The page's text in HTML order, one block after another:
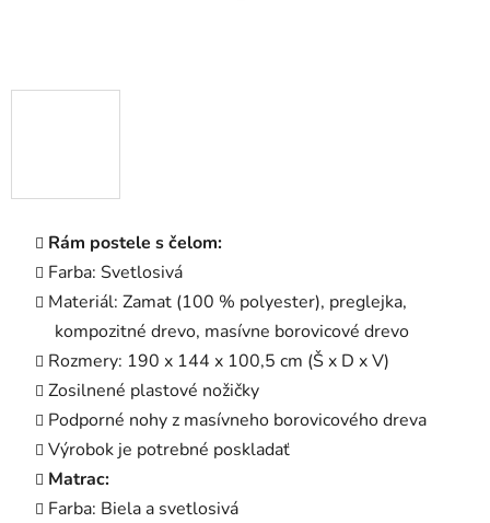
Rám postele s čelom:
Farba: Svetlosivá
Materiál: Zamat (100 % polyester), preglejka,
kompozitné drevo, masívne borovicové drevo
Rozmery: 190 x 144 x 100,5 cm (Š x D x V)
Zosilnené plastové nožičky
Podporné nohy z masívneho borovicového dreva
Výrobok je potrebné poskladať
Matrac:
Farba: Biela a svetlosivá